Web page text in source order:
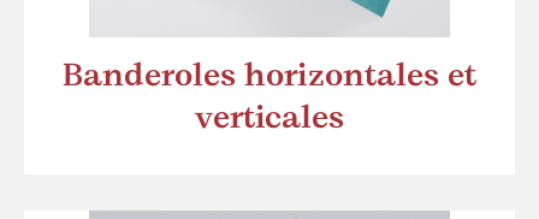
Banderoles horizontales et
verticales